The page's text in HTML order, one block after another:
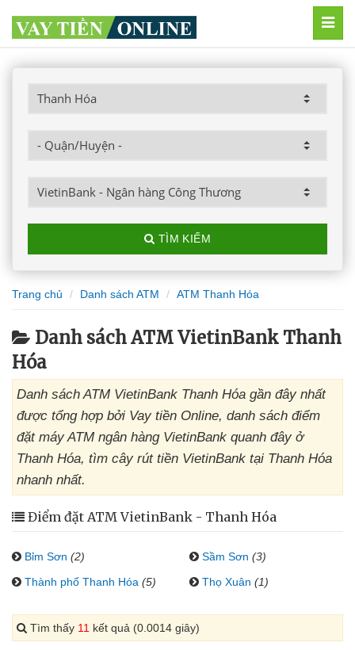
TÌM KIẾM
Trang chủ Danh sách ATM ATM Thanh Hóa
Danh sách ATM VietinBank Thanh
Hóa
Danh sách ATM VietinBank Thanh Hóa gần đây nhất
được tổng hợp bởi Vay tiền Online, danh sách điểm
đặt máy ATM ngân hàng VietinBank quanh đây ở
Thanh Hóa, tìm cây rút tiền VietinBank tại Thanh Hóa
nhanh nhất.
Điểm đặt ATM VietinBank - Thanh Hóa
Bỉm Sơn (2) Sầm Sơn (3)
Thành phố Thanh Hóa (5) Thọ Xuân (1)
Tìm thấy 11 kết quả (0.0014 giây)